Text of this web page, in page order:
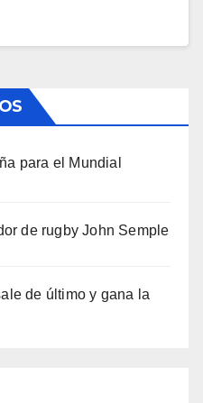
para el Mundial
de rugby John Semple
de último y gana la